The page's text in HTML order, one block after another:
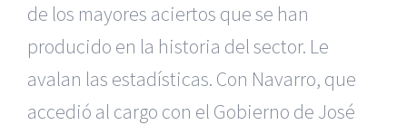
de los mayores aciertos que se han
producido en la historia del sector. Le
avalan las estadísticas. Con Navarro, que
accedió al cargo con el Gobierno de José